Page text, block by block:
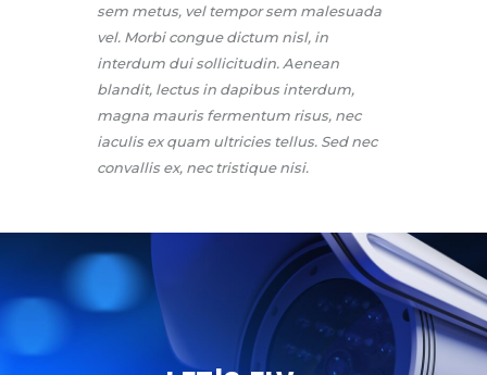
sem metus, vel tempor sem malesuada
vel. Morbi congue dictum nisl, in
interdum dui sollicitudin. Aenean
blandit, lectus in dapibus interdum,
magna mauris fermentum risus, nec
iaculis ex quam ultricies tellus. Sed nec
convallis ex, nec tristique nisi.